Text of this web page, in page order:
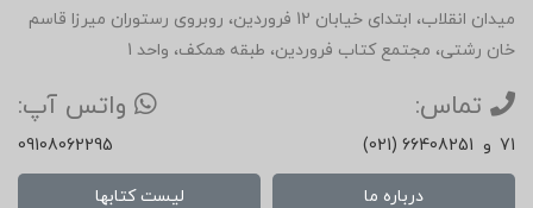
میدان انقلاب، ابتدای خیابان 12 فروردین، روبروی رستوران میرزا قاسم
خان رشتی، مجتمع کتاب فروردین، طبقه همکف، واحد 1
تماس:
(021) 66408251 و 71
واتس آپ:
09108062295
درباره ما لیست کتابها